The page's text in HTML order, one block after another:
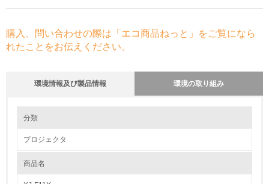
購入、問い合わせの際は「エコ商品ねっと」をご覧になら
れたことをお伝えください。
環境情報及び製品情報 環境の取り組み
1.環境取り組み体制
分類
プロジェクタ
商品名